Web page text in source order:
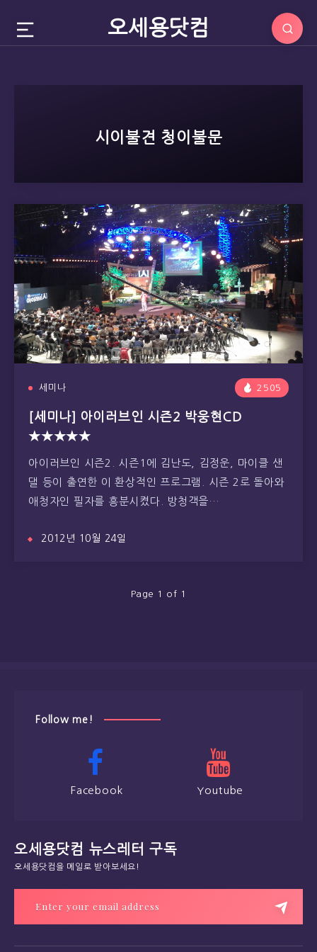
오세용닷컴
시이불견 청이불문
세미나 2505
[세미나] 아이러브인 시즌2 박웅현CD
★★★★★
아이러브인 시즌2. 시즌1에 김난도, 김정운, 마이클 샌
댈 등이 출연한 이 환상적인 프로그램. 시즌 2로 돌아와
애청자인 필자를 흥분시켰다. 방청객을…
2012년 10월 24일
Page 1 of 1
Follow me!
Facebook Youtube
오세용닷컴 뉴스레터 구독
오세용닷컴을 메일로 받아보세요!